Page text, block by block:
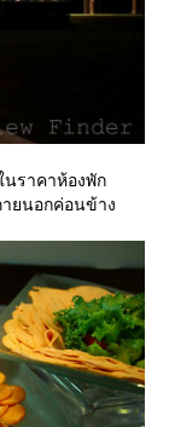
นราคาห้องพัก
ยนอกค่อนข้าง